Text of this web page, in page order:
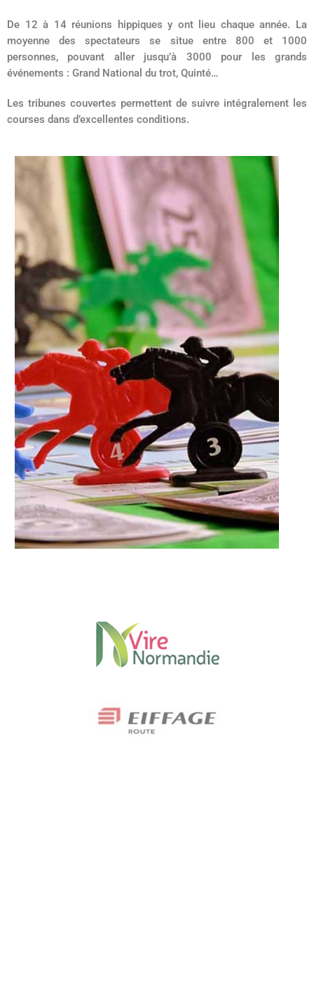
De 12 à 14 réunions hippiques y ont lieu chaque année. La
moyenne des spectateurs se situe entre 800 et 1000
personnes, pouvant aller jusqu’à 3000 pour les grands
événements : Grand National du trot, Quinté…
Les tribunes couvertes permettent de suivre intégralement les
courses dans d’excellentes conditions.